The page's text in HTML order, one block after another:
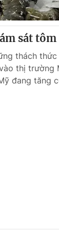
sát
thách
thị trường
đang tăng